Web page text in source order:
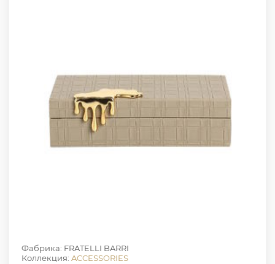
Фабрика: FRATELLI BARRI
Коллекция: ACCESSORIES